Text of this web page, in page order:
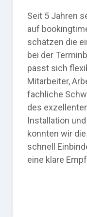
Seit 5 Jahren
auf
schätzen die
bei der
passt sich
Mitarbeiter,
fachliche
des
Installation
konnten wir
schnell
eine klare